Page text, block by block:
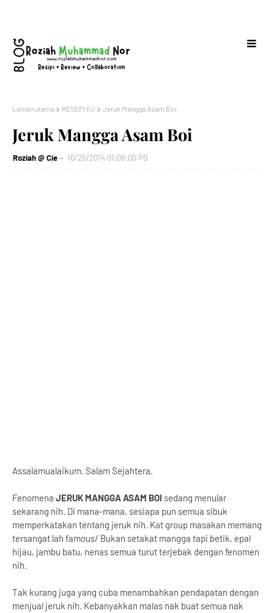
Laman utama RESEPI KU Jeruk Mangga Asam Boi
Jeruk Mangga Asam Boi
Roziah @ Cie 10/25/2014 01:08:00 PG
Assalamualaikum. Salam Sejahtera.
Fenomena JERUK MANGGA ASAM BOI sedang menular
sekarang nih. Di mana-mana, sesiapa pun semua sibuk
memperkatakan tentang jeruk nih. Kat group masakan memang
tersangat lah famous/ Bukan setakat mangga tapi betik, epal
hijau, jambu batu, nenas semua turut terjebak dengan fenomen
nih.
Tak kurang juga yang cuba menambahkan pendapatan dengan
menjual jeruk nih. Kebanyakkan malas nak buat semua nak